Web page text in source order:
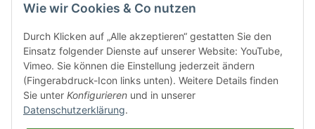
Wie wir Cookies & Co nutzen
Durch Klicken auf „Alle akzeptieren“ gestatten Sie den
Einsatz folgender Dienste auf unserer Website: YouTube,
Vimeo. Sie können die Einstellung jederzeit ändern
(Fingerabdruck-Icon links unten). Weitere Details finden
Sie unter Konfigurieren und in unserer
Datenschutzerklärung.